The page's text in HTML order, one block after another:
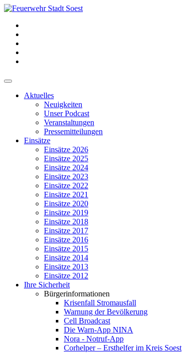
Aktuelles
Neuigkeiten
Unser Podcast
Veranstaltungen
Pressemitteilungen
Einsätze
Einsätze 2026
Einsätze 2025
Einsätze 2024
Einsätze 2023
Einsätze 2022
Einsätze 2021
Einsätze 2020
Einsätze 2019
Einsätze 2018
Einsätze 2017
Einsätze 2016
Einsätze 2015
Einsätze 2014
Einsätze 2013
Einsätze 2012
Ihre Sicherheit
Bürgerinformationen
Krisenfall Stromausfall
Warnung der Bevölkerung
Cell Broadcast
Die Warn-App NINA
Nora - Notruf-App
Corhelper – Ersthelfer im Kreis Soest